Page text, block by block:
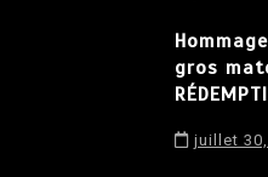
gros
juillet